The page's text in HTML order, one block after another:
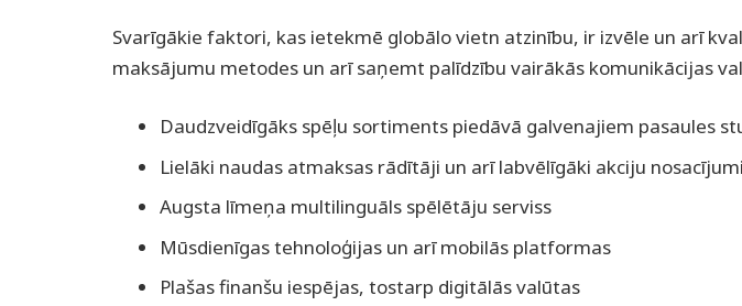
Svarīgākie faktori, kas ietekmē globālo vietn atzinību, ir izvēle un arī
maksājumu metodes un arī saņemt palīdzību vairākās komunikācijas
Daudzveidīgāks spēļu sortiments piedāvā galvenajiem pasaules
Lielāki naudas atmaksas rādītāji un arī labvēlīgāki akciju nosacījumi
Augsta līmeņa multilinguāls spēlētāju serviss
Mūsdienīgas tehnoloģijas un arī mobilās platformas
Plašas finanšu iespējas, tostarp digitālās valūtas